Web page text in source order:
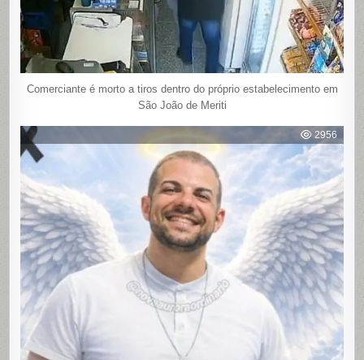
Comerciante é morto a tiros dentro do próprio estabelecimento em
São João de Meriti
2956